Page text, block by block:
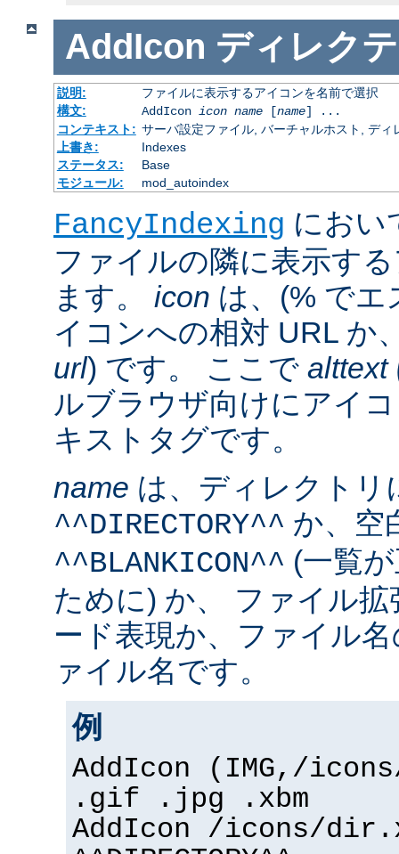
AddIcon ディレク
説明:
ファイルに表示するアイコンを名前で選択
構文:
AddIcon icon name[name] ...
コンテキスト: サーバ設定ファイル, バーチャルホスト, ディ
上書き:
Indexes
ステータス:
Base
モジュール:
mod_autoindex
FancyIndexing にお
ファイルの隣に表示す
ます。 icon は、(% でエ
イコンへの相対 URL か
url) です。 ここで alttext
ルブラウザ向けにアイ
キストタグです。
name は、ディレクトリ
^^DIRECTORY^^ か、空
^^BLANKICON^^ (一覧
ために) か、 ファイル
ード表現か、ファイル
ァイル名です。
例
AddIcon (IMG,/
.gif .jpg .xbm
AddIcon /icons/